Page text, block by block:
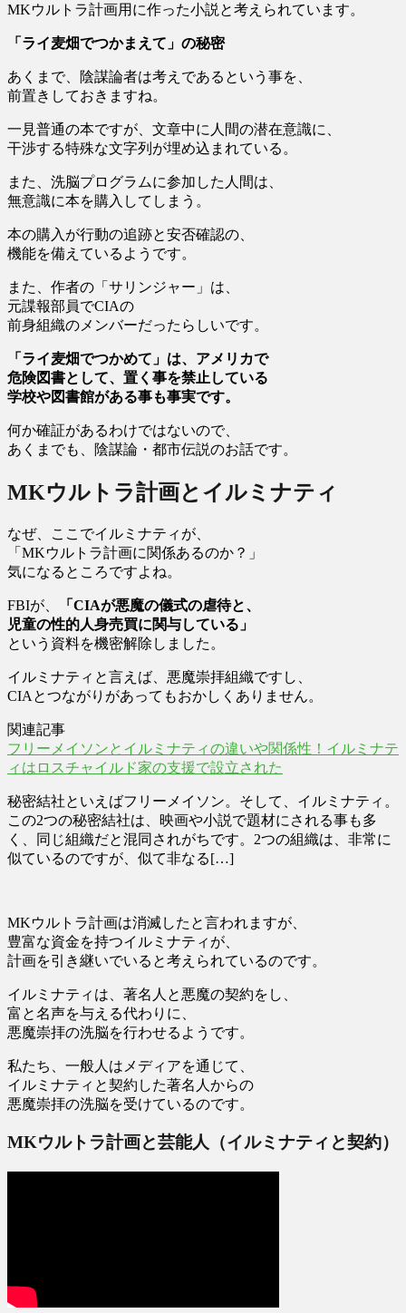
MKウルトラ計画用に作った小説と考えられています。
「ライ麦畑でつかまえて」の秘密
あくまで、陰謀論者は考えであるという事を、
前置きしておきますね。
一見普通の本ですが、文章中に人間の潜在意識に、
干渉する特殊な文字列が埋め込まれている。
また、洗脳プログラムに参加した人間は、
無意識に本を購入してしまう。
本の購入が行動の追跡と安否確認の、
機能を備えているようです。
また、作者の「サリンジャー」は、
元諜報部員でCIAの
前身組織のメンバーだったらしいです。
「ライ麦畑でつかめて」は、アメリカで
危険図書として、置く事を禁止している
学校や図書館がある事も事実です。
何か確証があるわけではないので、
あくまでも、陰謀論・都市伝説のお話です。
MKウルトラ計画とイルミナティ
なぜ、ここでイルミナティが、
「MKウルトラ計画に関係あるのか？」
気になるところですよね。
FBIが、
「CIAが悪魔の儀式の虐待と、
児童の性的人身売買に関与している」
という資料を機密解除しました。
イルミナティと言えば、悪魔崇拝組織ですし、
CIAとつながりがあってもおかしくありません。
関連記事
フリーメイソンとイルミナティの違いや関係性！イルミナテ
ィはロスチャイルド家の支援で設立された
秘密結社といえばフリーメイソン。そして、イルミナティ。
この2つの秘密結社は、映画や小説で題材にされる事も多
く、同じ組織だと混同されがちです。2つの組織は、非常に
似ているのですが、似て非なる[…]
MKウルトラ計画は消滅したと言われますが、
豊富な資金を持つイルミナティが、
計画を引き継いでいると考えられているのです。
イルミナティは、著名人と悪魔の契約をし、
富と名声を与える代わりに、
悪魔崇拝の洗脳を行わせるようです。
私たち、一般人はメディアを通じて、
イルミナティと契約した著名人からの
悪魔崇拝の洗脳を受けているのです。
MKウルトラ計画と芸能人（イルミナティと契約）